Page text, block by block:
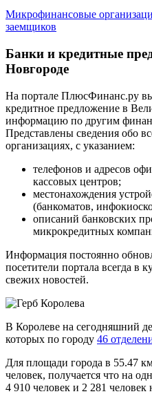
Микрофинансовые
заемщиков
Банки и кредитные
Новгороде
На портале ПлюсФинанс.ру
кредитное предложение в
информацию по другим
Представлены сведения обо
организациях, с указанием:
телефонов и адресов
кассовых центров;
местонахождения
(банкоматов,
описаний банковских
микрокредитных
Информация постоянно
посетители портала всегда в
свежих новостей.
В Королеве на сегодняшний
которых по городу 46
Для площади города в 55.47
человек, получается что на
4 910 человек и 2 281 человек